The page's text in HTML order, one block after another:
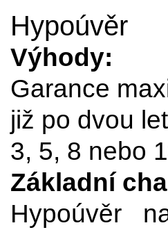
Hypoúvěr
Výhody:
Garance
již po dvou
3, 5, 8 nebo
Základní
Hypoúvěr